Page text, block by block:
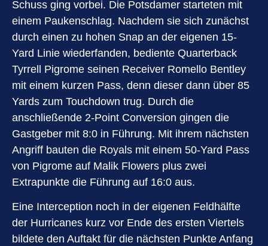
Schuss ging vorbei. Die Potsdamer starteten mit
einem Paukenschlag. Nachdem sie sich zunächst
durch einen zu hohen Snap an der eigenen 15-
Yard Linie wiederfanden, bediente Quarterback
Tyrrell Pigrome seinen Receiver Romello Bentley
mit einem kurzen Pass, denn dieser dann über 85
Yards zum Touchdown trug. Durch die
anschließende 2-Point Conversion gingen die
Gastgeber mit 8:0 in Führung. Mit ihrem nächsten
Angriff bauten die Royals mit einem 50-Yard Pass
von Pigrome auf Malik Flowers plus zwei
Extrapunkte die Führung auf 16:0 aus.
Eine Interception noch in der eigenen Feldhälfte
der Hurricanes kurz vor Ende des ersten Viertels
bildete den Auftakt für die nächsten Punkte Anfang